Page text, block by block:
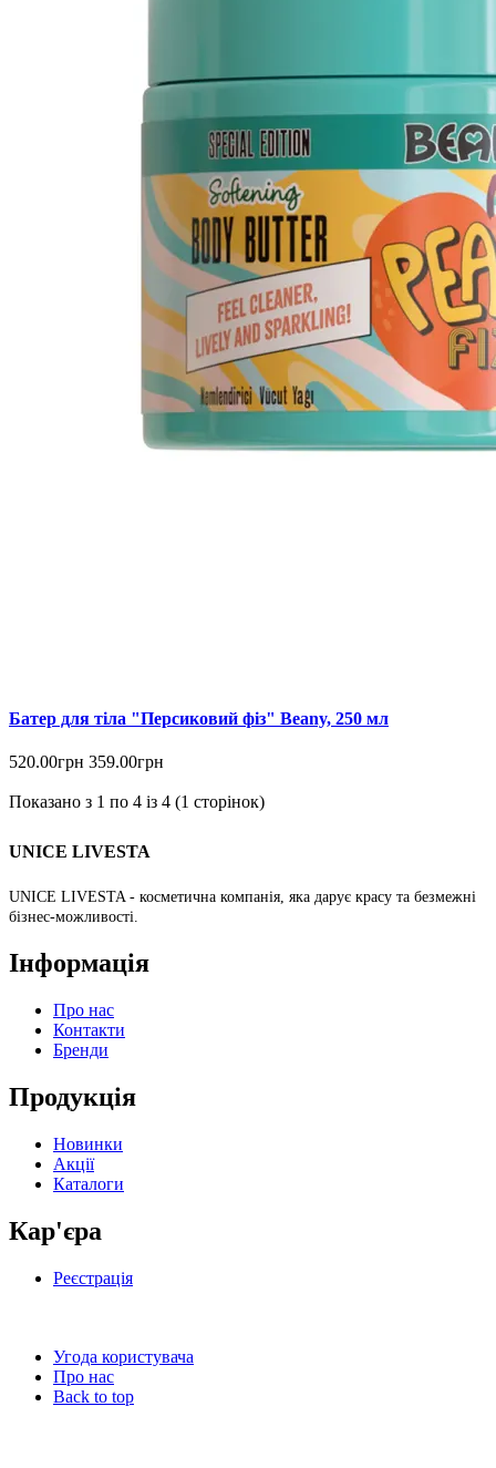
Батер для тіла "Персиковий фіз" Beany, 250 мл
520.00грн 359.00грн
Показано з 1 по 4 із 4 (1 сторінок)
UNICE LIVESTA
UNICE LIVESTA - косметична компанія, яка дарує красу та безмежні
бізнес-можливості.
Інформація
Про нас
Контакти
Бренди
Продукція
Новинки
Акції
Каталоги
Кар'єра
Реєстрація
Угода користувача
Про нас
Back to top